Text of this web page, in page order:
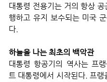
대통령 전용기는 거의 항상 공
행하고 유지 보수되는 미국
다.
하늘을 나는 최초의 백악관
대통령 항공기의 역사는 프
트 대통령에서 시작된다. 프